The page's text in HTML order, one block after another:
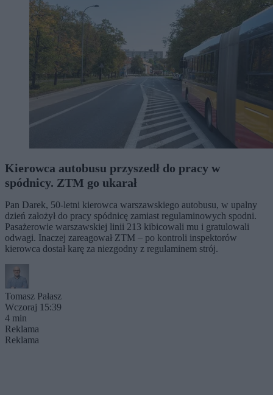
Kierowca autobusu przyszedł do pracy w
spódnicy. ZTM go ukarał
Pan Darek, 50-letni kierowca warszawskiego autobusu, w upalny
dzień założył do pracy spódnicę zamiast regulaminowych spodni.
Pasażerowie warszawskiej linii 213 kibicowali mu i gratulowali
odwagi. Inaczej zareagował ZTM – po kontroli inspektorów
kierowca dostał karę za niezgodny z regulaminem strój.
Tomasz Pałasz
Wczoraj 15:39
4 min
Reklama
Reklama